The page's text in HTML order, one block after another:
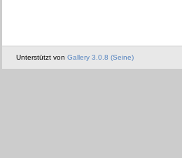
Unterstützt von Gallery 3.0.8 (Seine)